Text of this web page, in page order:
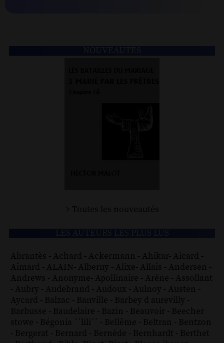
> Toutes les nouveautés
Abrantès - Achard - Ackermann - Ahikar- Aicard -
Aimard - ALAIN- Alberny - Alixe- Allais - Andersen -
Andrews - Anonyme- Apollinaire - Arène - Assollant
- Aubry - Audebrand - Audoux - Aulnoy - Austen -
Aycard - Balzac - Banville - Barbey d aurevilly -
Barbusse - Baudelaire - Bazin - Beauvoir - Beecher
stowe - Bégonia ´´lili´´ - Bellême - Beltran - Bentzon
- Bergerat - Bernard - Bernède - Bernhardt - Berthet